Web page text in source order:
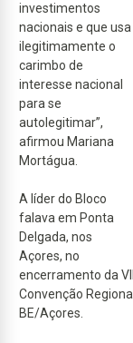
investimentos
nacionais e que usa
ilegitimamente o
carimbo de
interesse nacional
para se
autolegitimar”,
afirmou Mariana
Mortágua.
A líder do Bloco
falava em Ponta
Delgada, nos
Açores, no
encerramento da VIII
Convenção Regional
BE/Açores.